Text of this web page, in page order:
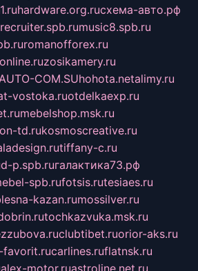
hardware.org.ruсхема-авто.рф
recruiter.spb.rumusic8.spb.ru
romanofforex.ru
zosikamery.ru
AUTO-COM.SUhohota.netalimy.ru
vostoka.ruotdelkaexp.ru
mebelshop.msk.ru
td.rukosmoscreative.ru
tiffany-c.ru
d-p.spb.ruгалактика73.рф
spb.rufotsis.rutesiaes.ru
kazan.rumossilver.ru
tochkazvuka.msk.ru
clubtibet.ruorior-aks.ru
favorit.rucarlines.ruflatnsk.ru
alex-motor.ruastroline.net.ru